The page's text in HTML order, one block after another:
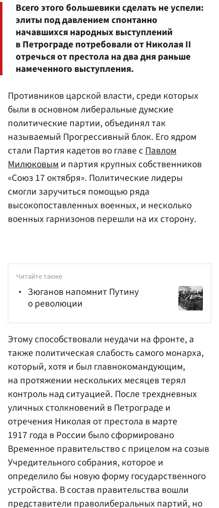
Всего этого большевики сделать не успели:
элиты под давлением спонтанно
начавшихся народных выступлений
в Петрограде потребовали от Николая II
отречься от престола на два дня раньше
намеченного выступления.
Противников царской власти, среди которых
были в основном либеральные думские
политические партии, объединял так
называемый Прогрессивный блок. Его ядром
стали Партия кадетов во главе сПавлом
Милюковыми партия крупных собственников
«Союз 17 октября». Политические лидеры
смогли заручиться помощью ряда
высокопоставленных военных, и несколько
военных гарнизонов перешли на их сторону.
Читайте также
Зюганов напомнит Путину
о революции
Этому способствовали неудачи на фронте, а
также политическая слабость самого монарха,
который, хотя и был главнокомандующим,
на протяжении нескольких месяцев терял
контроль над ситуацией. После трехдневных
уличных столкновений в Петрограде и
отречения Николая от престола в марте
1917 года в России было сформировано
Временное правительство с прицелом на созыв
Учредительного собрания, которое и
определило бы новую форму государственного
устройства. В состав правительства вошли
представители праволиберальных партий, но